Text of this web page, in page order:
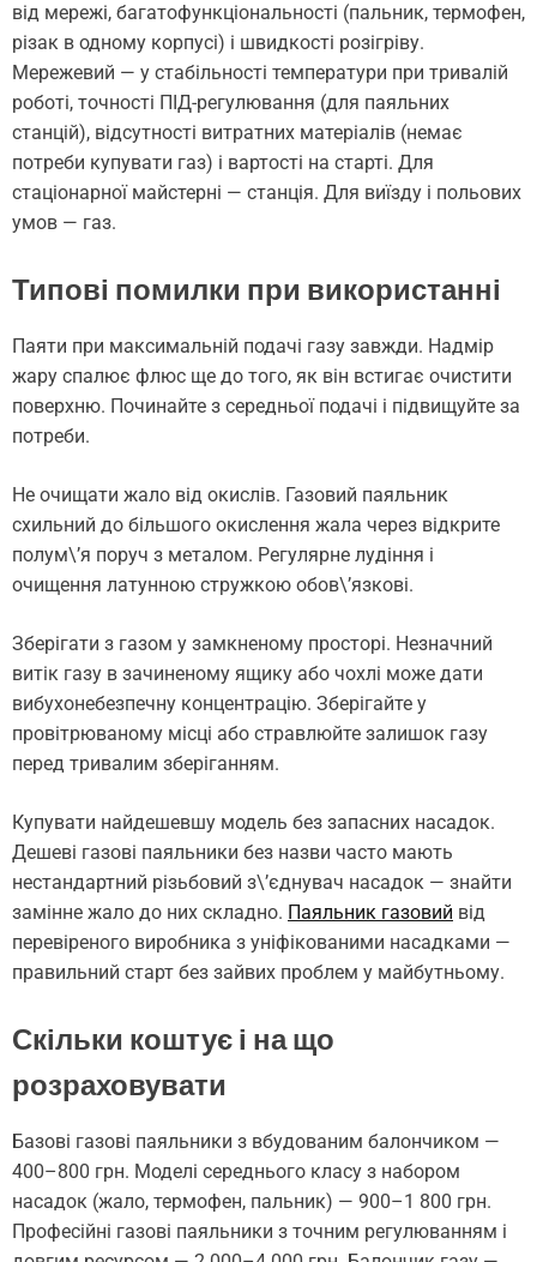
від мережі, багатофункціональності (пальник, термофен,
різак в одному корпусі) і швидкості розігріву.
Мережевий — у стабільності температури при тривалій
роботі, точності ПІД-регулювання (для паяльних
станцій), відсутності витратних матеріалів (немає
потреби купувати газ) і вартості на старті. Для
стаціонарної майстерні — станція. Для виїзду і польових
умов — газ.
Типові помилки при використанні
Паяти при максимальній подачі газу завжди. Надмір
жару спалює флюс ще до того, як він встигає очистити
поверхню. Починайте з середньої подачі і підвищуйте за
потреби.
Не очищати жало від окислів. Газовий паяльник
схильний до більшого окислення жала через відкрите
полум\’я поруч з металом. Регулярне лудіння і
очищення латунною стружкою обов\’язкові.
Зберігати з газом у замкненому просторі. Незначний
витік газу в зачиненому ящику або чохлі може дати
вибухонебезпечну концентрацію. Зберігайте у
провітрюваному місці або стравлюйте залишок газу
перед тривалим зберіганням.
Купувати найдешевшу модель без запасних насадок.
Дешеві газові паяльники без назви часто мають
нестандартний різьбовий з\’єднувач насадок — знайти
замінне жало до них складно. Паяльник газовий від
перевіреного виробника з уніфікованими насадками —
правильний старт без зайвих проблем у майбутньому.
Скільки коштує і на що
розраховувати
Базові газові паяльники з вбудованим балончиком —
400–800 грн. Моделі середнього класу з набором
насадок (жало, термофен, пальник) — 900–1 800 грн.
Професійні газові паяльники з точним регулюванням і